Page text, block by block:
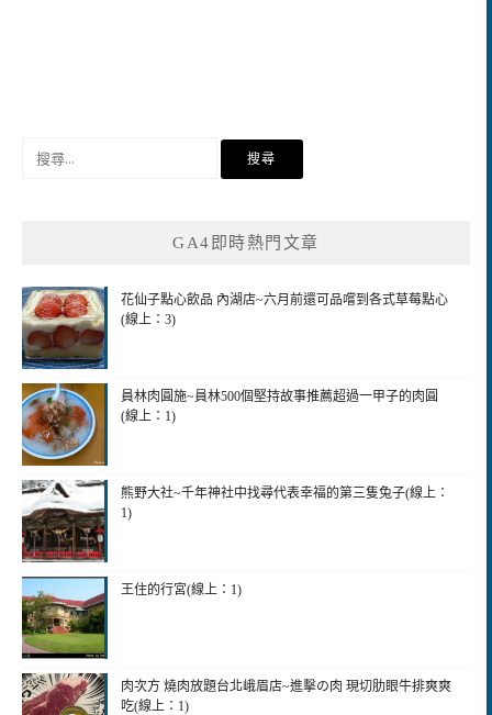
GA4即時熱門文章
花仙子點心飲品 內湖店~六月前還可品嚐到各式草莓點心
(線上：3)
員林肉圓施~員林500個堅持故事推薦超過一甲子的肉圓
(線上：1)
熊野大社~千年神社中找尋代表幸福的第三隻兔子(線上：
1)
王住的行宮(線上：1)
肉次方 燒肉放題台北峨眉店~進擊の肉 現切肋眼牛排爽爽
吃(線上：1)